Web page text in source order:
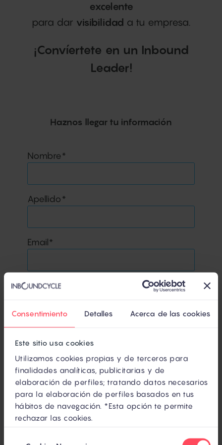
Consentimiento Detalles Acerca de las cookies
Este sitio usa cookies
Utilizamos cookies propias y de terceros para
finalidades analíticas, publicitarias y de
elaboración de perfiles; tratando datos necesarios
para la elaboración de perfiles basados en tus
hábitos de navegación. *Esta opción te permite
rechazar las cookies.
excelente
para dar visibilidad a tu empresa.
¡Convíertete en un Inbound
Leader!
Haznos llegar tu información
Nombre*
Apellido*
Email*
Nombre de la empresa
Web de la empresa
Teléfono de contacto*